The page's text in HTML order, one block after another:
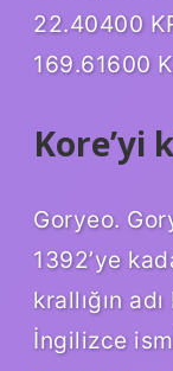
22.40400
169.61600
Kore’yi
Goryeo.
1392’ye
krallığın
İngilizce